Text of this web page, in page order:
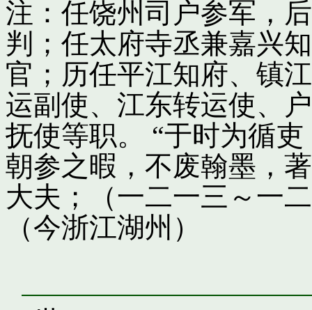
注：任饶州司户参军，
判；任太府寺丞兼嘉兴
官；历任平江知府、镇
运副使、江东转运使、
抚使等职。 “于时为循
朝参之暇，不废翰墨，
大夫；（一二一三～一
（今浙江湖州）